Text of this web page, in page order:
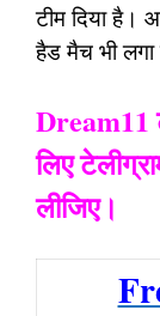
टीम दिया है।
हैड मैच भी
Dream11
लिए
लीजिए।